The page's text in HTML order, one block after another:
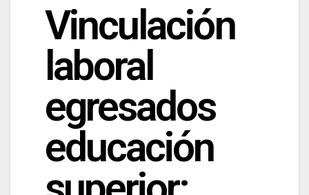
Vinculación
laboral
egresados
educación